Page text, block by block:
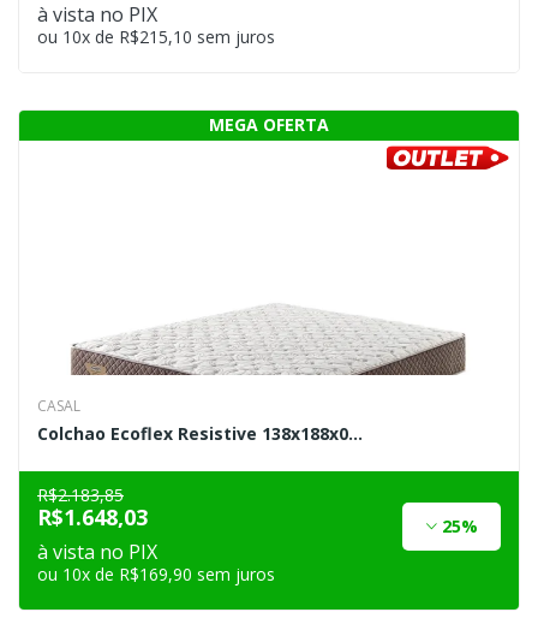
à vista no PIX
ou 10x de R$215,10 sem juros
CASAL
Colchao Ecoflex Resistive 138x188x0...
R$2.183,85
R$1.648,03 25%
à vista no PIX
ou 10x de R$169,90 sem juros